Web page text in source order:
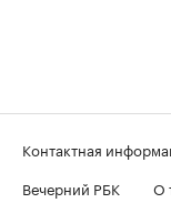
Контактная
Вечерний РБК
О